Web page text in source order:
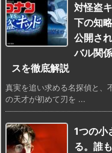
対怪盗
下の知
公開さ
バル関
スを徹底解説
真実を追い求める名探偵と、
の天才が初めて刃を ...
1つの小
る。誰